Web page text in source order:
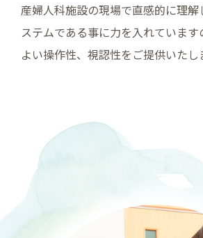
産婦人科施設の現場で直感的に理解
ステムである事に力を入れています
よい操作性、視認性をご提供いたし